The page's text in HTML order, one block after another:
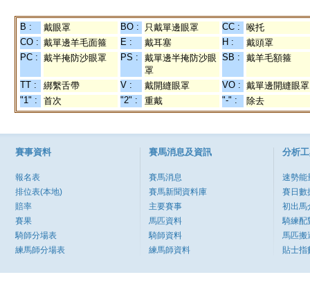
B : 戴眼罩 BO : 只戴單邊眼罩 CC :
喉托
CO : 戴單邊羊毛面箍 E : 戴耳塞 H :
戴頭罩
PC : 戴半掩防沙眼罩 PS :
戴單邊半掩防沙眼
罩
SB : 戴羊毛額箍
TT : 綁繫舌帶 V : 戴開縫眼罩 VO : 戴單邊開縫眼罩
"1" :
首次 "2" : 重戴 "-" : 除去
賽事資料
報名表
排位表(本地)
賠率
賽果
騎師分場表
練馬師分場表
賽馬消息及資訊
賽馬消息
賽馬新聞資料庫
主要賽事
馬匹資料
騎師資料
練馬師資料
分析
速勢能
賽日數
初出馬
騎練配
馬匹搬
貼士指